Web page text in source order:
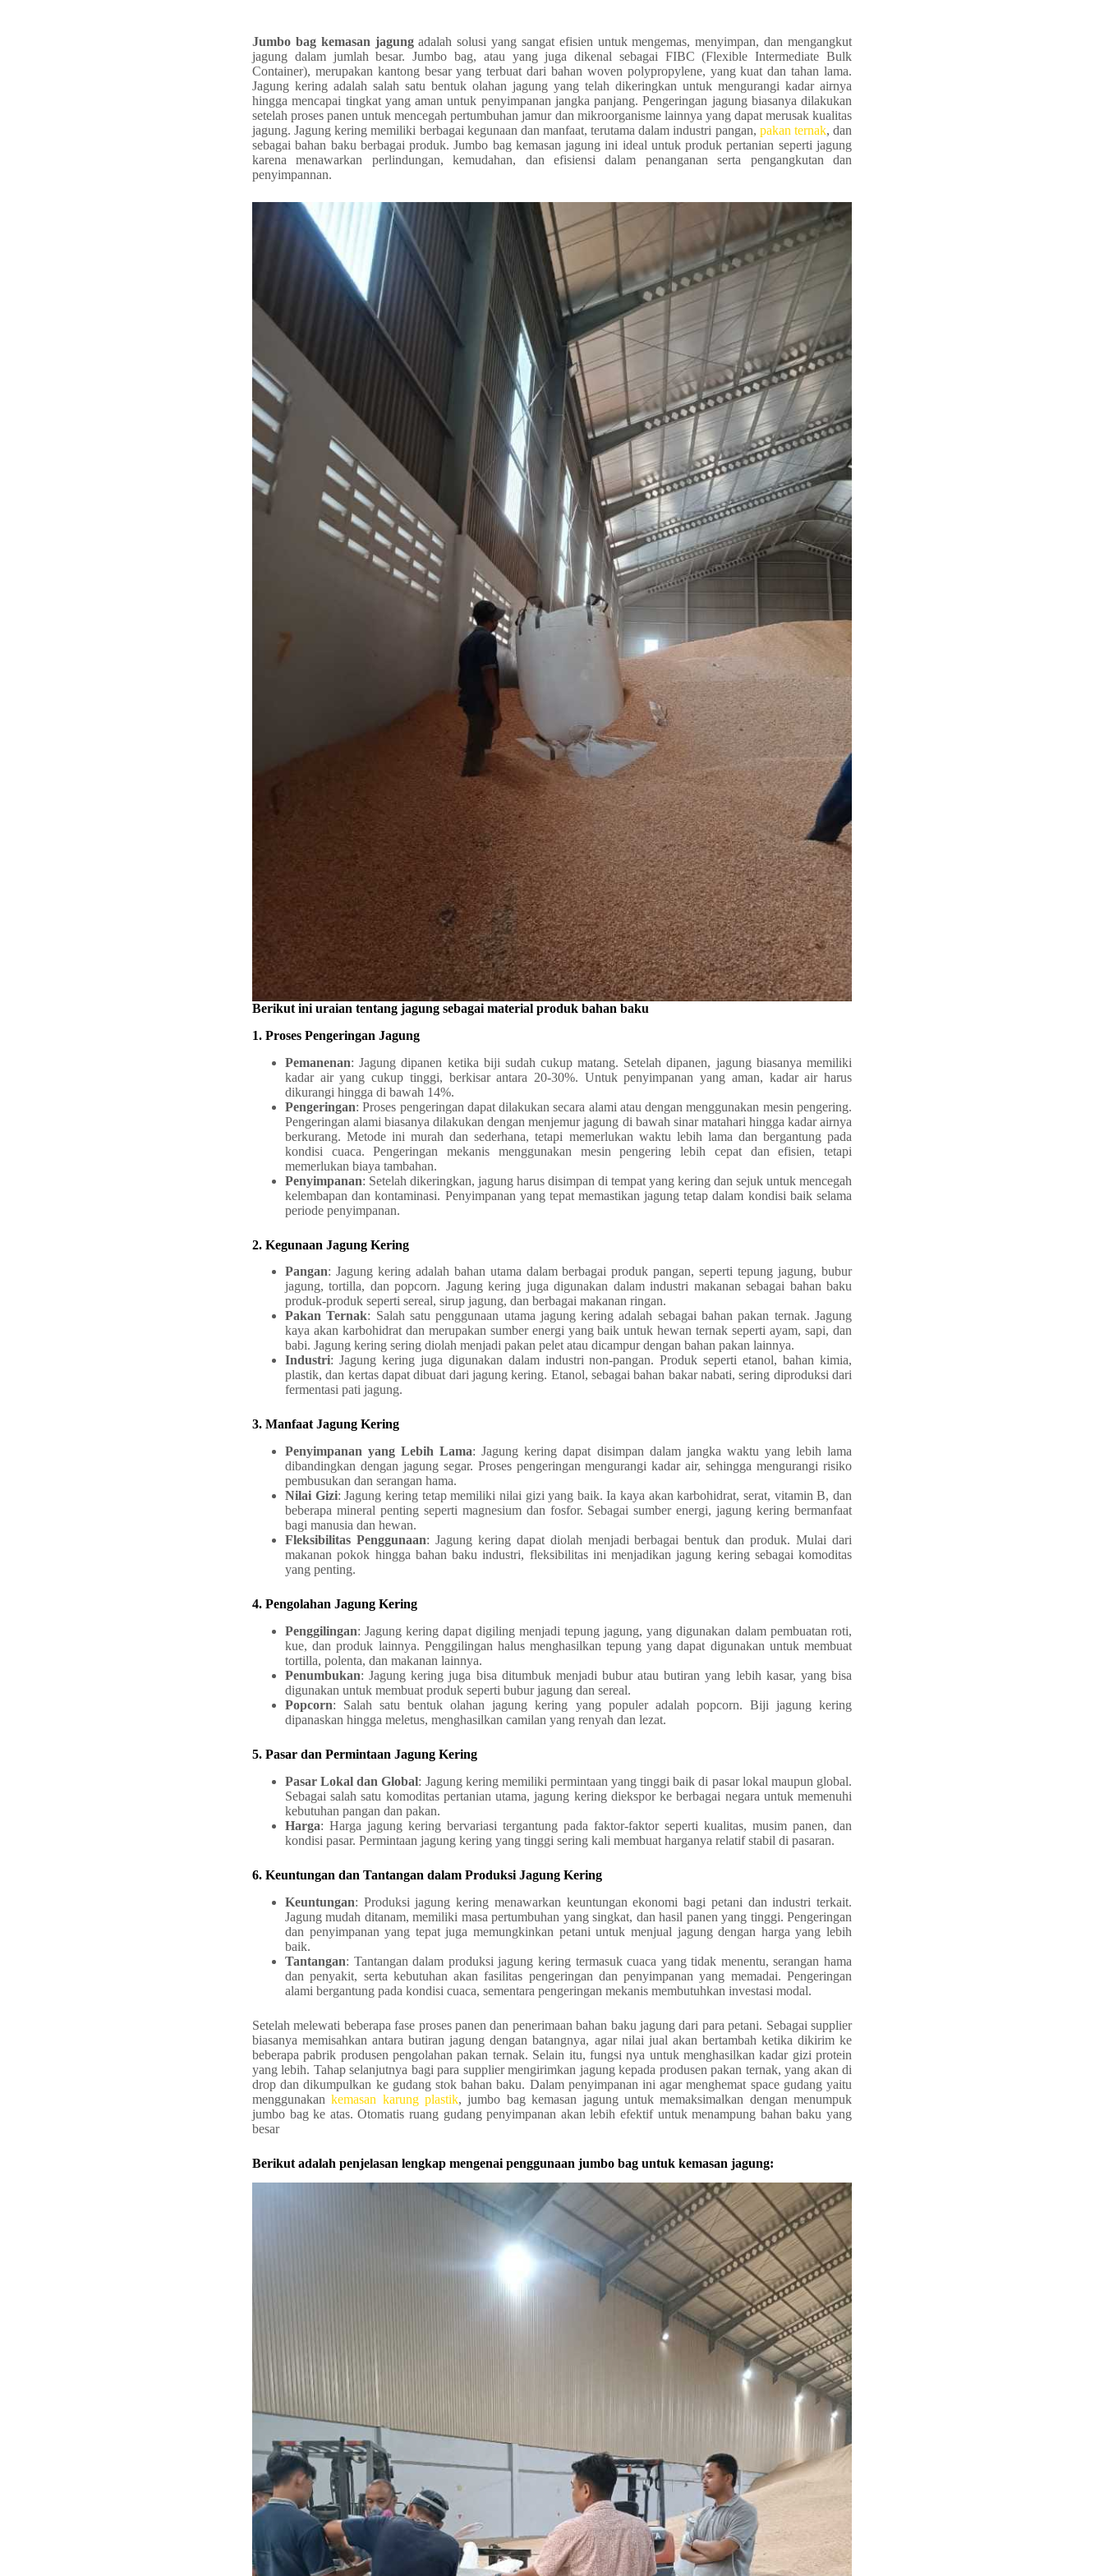
Jumbo bag kemasan jagungadalah solusi yang sangat efisien untuk mengemas, menyimpan, dan mengangkut
jagung dalam jumlah besar. Jumbo bag, atau yang juga dikenal sebagai FIBC (Flexible Intermediate Bulk
Container), merupakan kantong besar yang terbuat dari bahan woven polypropylene, yang kuat dan tahan lama.
Jagung kering adalah salah satu bentuk olahan jagung yang telah dikeringkan untuk mengurangi kadar airnya
hingga mencapai tingkat yang aman untuk penyimpanan jangka panjang. Pengeringan jagung biasanya dilakukan
setelah proses panen untuk mencegah pertumbuhan jamur dan mikroorganisme lainnya yang dapat merusak kualitas
jagung. Jagung kering memiliki berbagai kegunaan dan manfaat, terutama dalam industri pangan, pakan ternak, dan
sebagai bahan baku berbagai produk. Jumbo bag kemasan jagung ini ideal untuk produk pertanian seperti jagung
karena menawarkan perlindungan, kemudahan, dan efisiensi dalam penanganan serta pengangkutan dan
penyimpannan.
Berikut ini uraian tentang jagung sebagai material produk bahan baku
1. Proses Pengeringan Jagung
Pemanenan: Jagung dipanen ketika biji sudah cukup matang. Setelah dipanen, jagung biasanya memiliki
kadar air yang cukup tinggi, berkisar antara 20-30%. Untuk penyimpanan yang aman, kadar air harus
dikurangi hingga di bawah 14%.
Pengeringan: Proses pengeringan dapat dilakukan secara alami atau dengan menggunakan mesin pengering.
Pengeringan alami biasanya dilakukan dengan menjemur jagung di bawah sinar matahari hingga kadar airnya
berkurang. Metode ini murah dan sederhana, tetapi memerlukan waktu lebih lama dan bergantung pada
kondisi cuaca. Pengeringan mekanis menggunakan mesin pengering lebih cepat dan efisien, tetapi
memerlukan biaya tambahan.
Penyimpanan: Setelah dikeringkan, jagung harus disimpan di tempat yang kering dan sejuk untuk mencegah
kelembapan dan kontaminasi. Penyimpanan yang tepat memastikan jagung tetap dalam kondisi baik selama
periode penyimpanan.
2. Kegunaan Jagung Kering
Pangan: Jagung kering adalah bahan utama dalam berbagai produk pangan, seperti tepung jagung, bubur
jagung, tortilla, dan popcorn. Jagung kering juga digunakan dalam industri makanan sebagai bahan baku
produk-produk seperti sereal, sirup jagung, dan berbagai makanan ringan.
Pakan Ternak: Salah satu penggunaan utama jagung kering adalah sebagai bahan pakan ternak. Jagung
kaya akan karbohidrat dan merupakan sumber energi yang baik untuk hewan ternak seperti ayam, sapi, dan
babi. Jagung kering sering diolah menjadi pakan pelet atau dicampur dengan bahan pakan lainnya.
Industri: Jagung kering juga digunakan dalam industri non-pangan. Produk seperti etanol, bahan kimia,
plastik, dan kertas dapat dibuat dari jagung kering. Etanol, sebagai bahan bakar nabati, sering diproduksi dari
fermentasi pati jagung.
3. Manfaat Jagung Kering
Penyimpanan yang Lebih Lama: Jagung kering dapat disimpan dalam jangka waktu yang lebih lama
dibandingkan dengan jagung segar. Proses pengeringan mengurangi kadar air, sehingga mengurangi risiko
pembusukan dan serangan hama.
Nilai Gizi: Jagung kering tetap memiliki nilai gizi yang baik. Ia kaya akan karbohidrat, serat, vitamin B, dan
beberapa mineral penting seperti magnesium dan fosfor. Sebagai sumber energi, jagung kering bermanfaat
bagi manusia dan hewan.
Fleksibilitas Penggunaan: Jagung kering dapat diolah menjadi berbagai bentuk dan produk. Mulai dari
makanan pokok hingga bahan baku industri, fleksibilitas ini menjadikan jagung kering sebagai komoditas
yang penting.
4. Pengolahan Jagung Kering
Penggilingan: Jagung kering dapat digiling menjadi tepung jagung, yang digunakan dalam pembuatan roti,
kue, dan produk lainnya. Penggilingan halus menghasilkan tepung yang dapat digunakan untuk membuat
tortilla, polenta, dan makanan lainnya.
Penumbukan: Jagung kering juga bisa ditumbuk menjadi bubur atau butiran yang lebih kasar, yang bisa
digunakan untuk membuat produk seperti bubur jagung dan sereal.
Popcorn: Salah satu bentuk olahan jagung kering yang populer adalah popcorn. Biji jagung kering
dipanaskan hingga meletus, menghasilkan camilan yang renyah dan lezat.
5. Pasar dan Permintaan Jagung Kering
Pasar Lokal dan Global: Jagung kering memiliki permintaan yang tinggi baik di pasar lokal maupun global.
Sebagai salah satu komoditas pertanian utama, jagung kering diekspor ke berbagai negara untuk memenuhi
kebutuhan pangan dan pakan.
Harga: Harga jagung kering bervariasi tergantung pada faktor-faktor seperti kualitas, musim panen, dan
kondisi pasar. Permintaan jagung kering yang tinggi sering kali membuat harganya relatif stabil di pasaran.
6. Keuntungan dan Tantangan dalam Produksi Jagung Kering
Keuntungan: Produksi jagung kering menawarkan keuntungan ekonomi bagi petani dan industri terkait.
Jagung mudah ditanam, memiliki masa pertumbuhan yang singkat, dan hasil panen yang tinggi. Pengeringan
dan penyimpanan yang tepat juga memungkinkan petani untuk menjual jagung dengan harga yang lebih
baik.
Tantangan: Tantangan dalam produksi jagung kering termasuk cuaca yang tidak menentu, serangan hama
dan penyakit, serta kebutuhan akan fasilitas pengeringan dan penyimpanan yang memadai. Pengeringan
alami bergantung pada kondisi cuaca, sementara pengeringan mekanis membutuhkan investasi modal.
Setelah melewati beberapa fase proses panen dan penerimaan bahan baku jagung dari para petani. Sebagai supplier
biasanya memisahkan antara butiran jagung dengan batangnya, agar nilai jual akan bertambah ketika dikirim ke
beberapa pabrik produsen pengolahan pakan ternak. Selain itu, fungsi nya untuk menghasilkan kadar gizi protein
yang lebih. Tahap selanjutnya bagi para supplier mengirimkan jagung kepada produsen pakan ternak, yang akan di
drop dan dikumpulkan ke gudang stok bahan baku. Dalam penyimpanan ini agar menghemat space gudang yaitu
menggunakankemasan karung plastik, jumbo bag kemasan jagung untuk memaksimalkan dengan menumpuk
jumbo bag ke atas. Otomatis ruang gudang penyimpanan akan lebih efektif untuk menampung bahan baku yang
besar
Berikut adalah penjelasan lengkap mengenai penggunaan jumbo bag untuk kemasan jagung: